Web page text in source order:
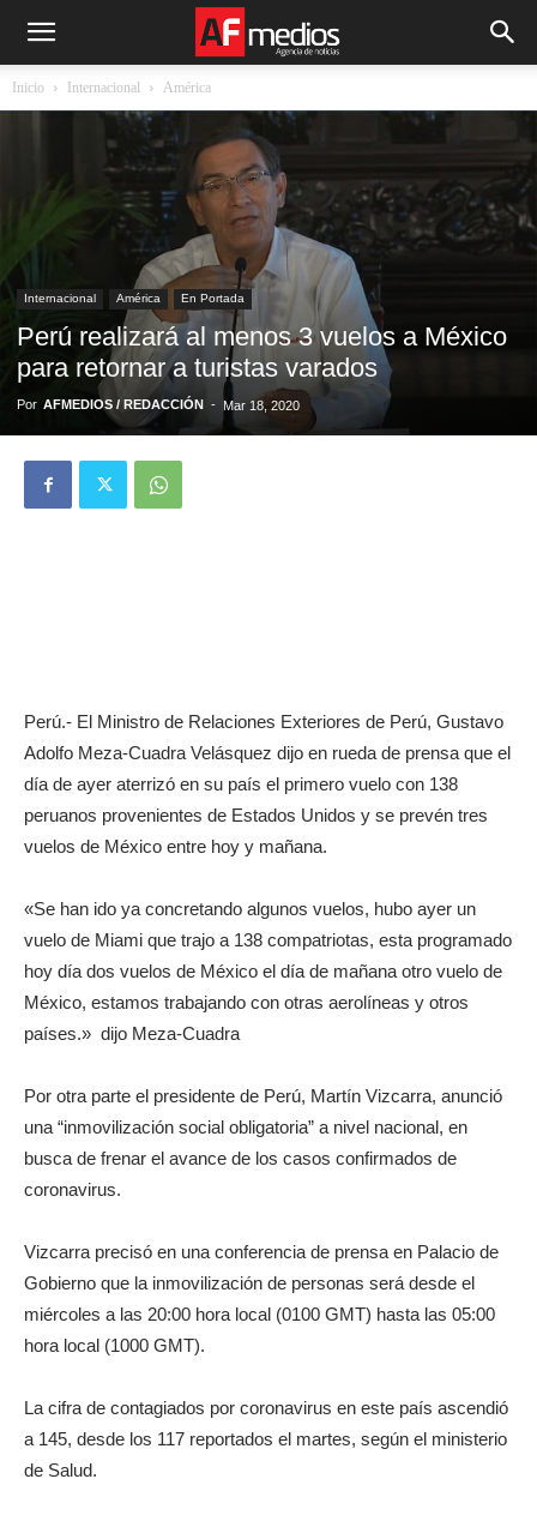
Inicio Internacional América
Internacional América En Portada
Perú realizará al menos 3 vuelos a México
para retornar a turistas varados
Por AFMEDIOS / REDACCIÓN - Mar 18, 2020
Perú.- El Ministro de Relaciones Exteriores de Perú, Gustavo
Adolfo Meza-Cuadra Velásquez dijo en rueda de prensa que el
día de ayer aterrizó en su país el primero vuelo con 138
peruanos provenientes de Estados Unidos y se prevén tres
vuelos de México entre hoy y mañana.
«Se han ido ya concretando algunos vuelos, hubo ayer un
vuelo de Miami que trajo a 138 compatriotas, esta programado
hoy día dos vuelos de México el día de mañana otro vuelo de
México, estamos trabajando con otras aerolíneas y otros
países.» dijo Meza-Cuadra
Por otra parte el presidente de Perú, Martín Vizcarra, anunció
una “inmovilización social obligatoria” a nivel nacional, en
busca de frenar el avance de los casos confirmados de
coronavirus.
Vizcarra precisó en una conferencia de prensa en Palacio de
Gobierno que la inmovilización de personas será desde el
miércoles a las 20:00 hora local (0100 GMT) hasta las 05:00
hora local (1000 GMT).
La cifra de contagiados por coronavirus en este país ascendió
a 145, desde los 117 reportados el martes, según el ministerio
de Salud.